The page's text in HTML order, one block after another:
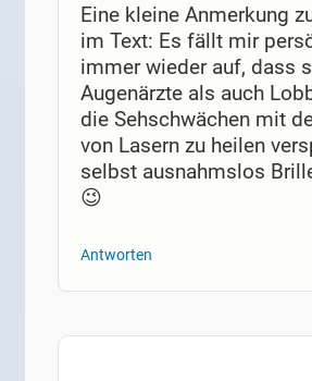
Eine kleine Anmerkung
im Text: Es fällt mir
immer wieder auf, dass
Augenärzte als auch
die Sehschwächen mit
von Lasern zu heilen
selbst ausnahmslos
😉
Antworten